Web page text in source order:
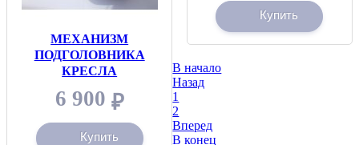
МЕХАНИЗМ
ПОДГОЛОВНИКА
КРЕСЛА
6 900 ₽
Купить
Купить
В начало
Назад
1
2
Вперед
В конец